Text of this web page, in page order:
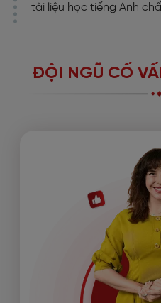
tài liệu học tiếng Anh
ĐỘI NGŨ CỐ